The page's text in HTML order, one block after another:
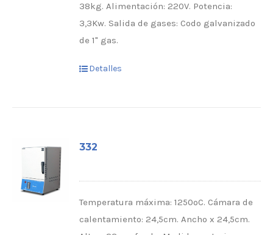
38kg. Alimentación: 220V. Potencia:
3,3Kw. Salida de gases: Codo galvanizado
de 1" gas.
Detalles
332
Temperatura máxima: 1250ºC. Cámara de
calentamiento: 24,5cm. Ancho x 24,5cm.